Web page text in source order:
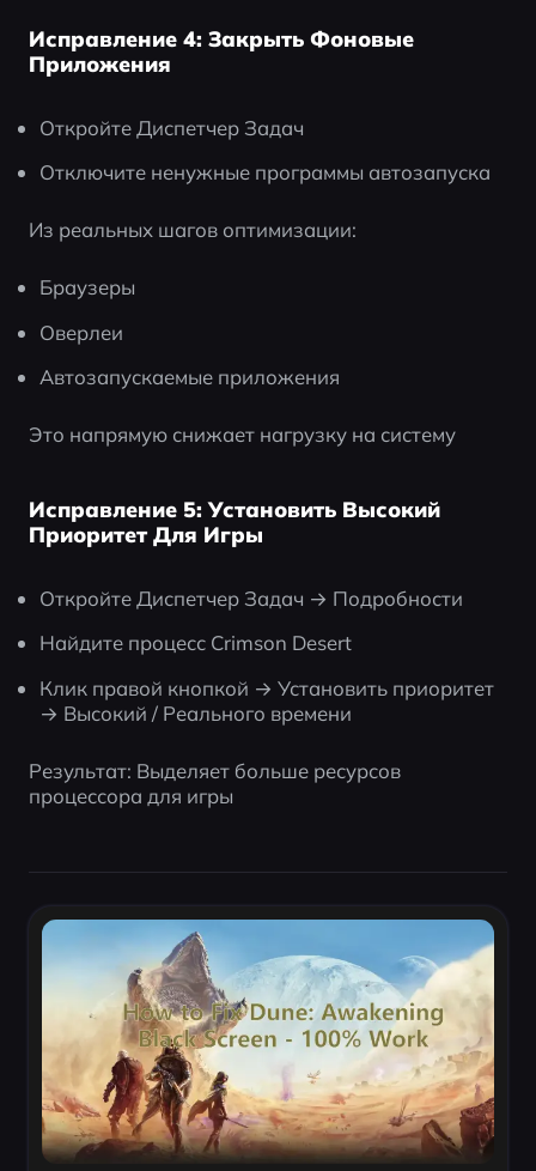
Исправление 4: Закрыть Фоновые
Приложения
Откройте Диспетчер Задач
Отключите ненужные программы автозапуска
Из реальных шагов оптимизации:
Браузеры
Оверлеи
Автозапускаемые приложения
Это напрямую снижает нагрузку на систему
Исправление 5: Установить Высокий
Приоритет Для Игры
Откройте Диспетчер Задач → Подробности
Найдите процесс Crimson Desert
Клик правой кнопкой → Установить приоритет
→ Высокий / Реального времени
Результат: Выделяет больше ресурсов
процессора для игры